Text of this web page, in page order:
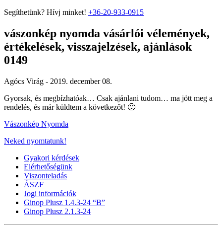
Segíthetünk? Hívj minket! +36-20-933-0915
vászonkép nyomda vásárlói vélemények,
értékelések, visszajelzések, ajánlások
0149
Agócs Virág - 2019. december 08.
Gyorsak, és megbízhatóak… Csak ajánlani tudom… ma jött meg a
rendelés, és már küldtem a következőt! 🙂
Vászonkép Nyomda
Neked nyomtatunk!
Gyakori kérdések
Elérhetőségünk
Viszonteladás
ÁSZF
Jogi információk
Ginop Plusz 1.4.3-24 “B”
Ginop Plusz 2.1.3-24